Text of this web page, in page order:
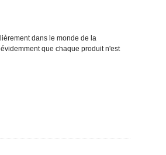
dans le monde de la
que chaque produit n'est